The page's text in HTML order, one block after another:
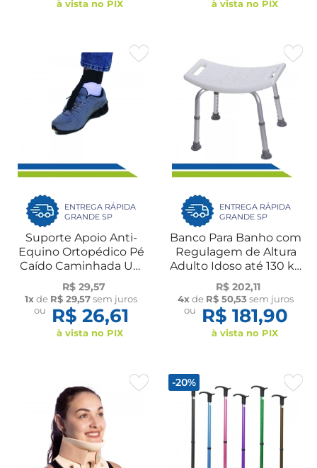
à vista no PIX à vista no PIX
ENTREGA RÁPIDA
GRANDE SP
Suporte Apoio Anti-
Equino Ortopédico Pé
Caído Caminhada UN
Dilepé
R$ 29,57
1xde R$ 29,57sem juros
ou
R$ 26,61
à vista no PIX
ENTREGA RÁPIDA
GRANDE SP
Banco Para Banho com
Regulagem de Altura
Adulto Idoso até 130 kg
Dilepé
R$ 202,11
4xde R$ 50,53 sem juros
ou
R$ 181,90
à vista no PIX
-20%